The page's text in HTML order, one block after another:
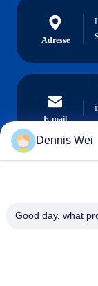
Adresse
E-mail
Dennis Wei
Good day, what